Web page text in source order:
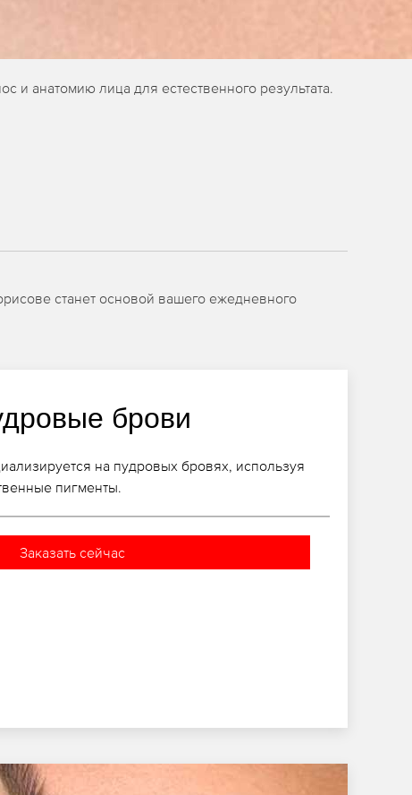
и анатомию лица для естественного результата.
станет основой вашего ежедневного
брови
на пудровых бровях, используя
пигменты.
Заказать сейчас